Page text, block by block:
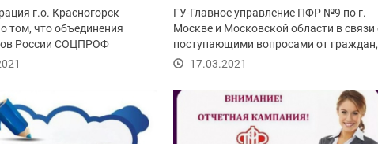
г.о. Красногорск
том, что объединения
России СОЦПРОФ
экспертами...
ГУ-Главное управление ПФР №9 по г.
Москве и Московской области в связи
поступающими вопросами от граждан,
особенно...
17.03.2021